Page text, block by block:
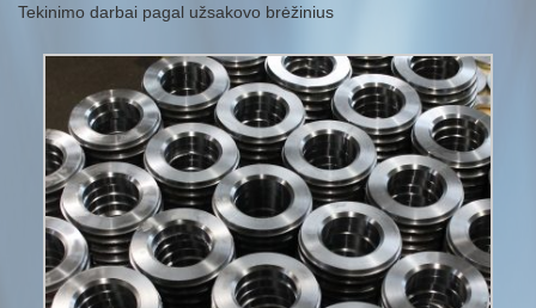
Tekinimo darbai pagal užsakovo brėžinius